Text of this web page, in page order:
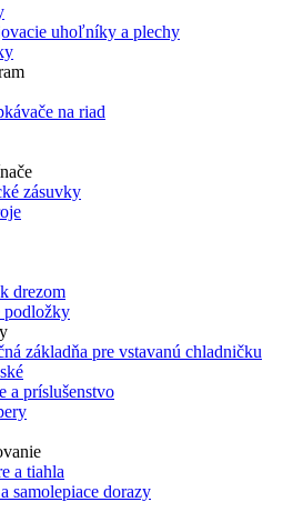
uhoľníky a plechy
na riad
zásuvky
drezom
podložky
základňa pre vstavanú chladničku
a príslušenstvo
a tiahla
samolepiace dorazy